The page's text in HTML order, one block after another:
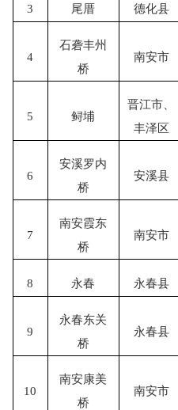
3 尾厝 德化县
4
石砻丰州
桥
南安市
5 鲟埔
晋江市
丰泽区
6
安溪罗内
桥
安溪县
7
南安霞东
桥
南安市
8 永春 永春县
9
永春东关
桥
永春县
10
南安康美
桥
南安市